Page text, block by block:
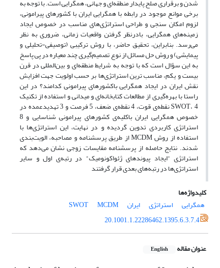
شدن و برقراری صلح پایدار منطقه‌ای و جهانی، همگرایی است. با توجه به
برخی موانع موجود در رابطه با همگرایی ایران با کشورهای پیرامونی،
لزوم امکان سنجی و طراحی استراتژی‌های مناسب در خصوص ایجاد
زمینه‌های همگرایی، بادرنظر گرفتن واقعیات زمانی، ضروری به نظر
می‌رسد. بنابراین، تحقیق حاضر، با روش ترکیبی (توصیفی-تحلیلی و
پیمایشی) و روش حل مسائل از نوع تصمیم‌گیری چند معیاره در پی پاسخ
به این سؤال است که با توجه به شرایط منطقه‌ای و بین‌المللی در قرن
بیست و یکم، مناسب ترین استراتژی‌ها بر حسب اولویت جهت افزایش
نقش ایران در ایجاد همگرایی باکشورهای پیرامونی کدامند؟ در این
راستا با بهره‌گیری از مطالعات کتابخانه‌ای و میدانی و استفاده از تکنیک
SWOT، 4 نقطه‌ی قوت، 4 نقطه‌ی ضعف، 5 فرصت و 3 تهدیدعمده در
خصوص همگرایی ایران باکلیه‌ی کشورهای پیرامونی شناسایی و 8
استراتژی کاربردی تدوین گردیده و در نهایت، این استراتژی‌ها با
استفاده از روش MCDM از طریق پرسشنامه و مصاحبه، الویت‌بندی
شدند. نتایج حاصله از پرسشنامه مقایسات زوجی نشان می‌دهد که
استراتژی "ایجاد پیوندهای ژئواکونومیک" در رتبه‌ی اول و سایر
استراتژی‌ها در رتبه‌های بعدی قرار گرفتند
کلیدواژه‌ها
همگرایی
استراتژی ایران SWOT
MCDM
20.1001.1.22286462.1395.6.3.7.4
عنوان مقاله English